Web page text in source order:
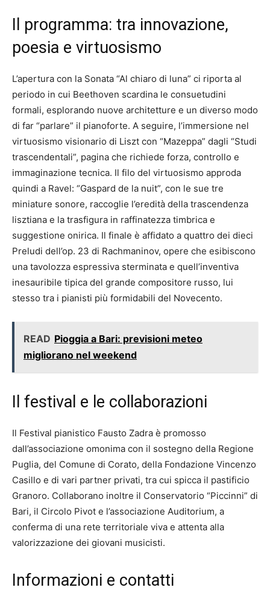
Il programma: tra innovazione,
poesia e virtuosismo
L’apertura con la Sonata “Al chiaro di luna” ci riporta al
periodo in cui Beethoven scardina le consuetudini
formali, esplorando nuove architetture e un diverso modo
di far “parlare” il pianoforte. A seguire, l’immersione nel
virtuosismo visionario di Liszt con “Mazeppa” dagli “Studi
trascendentali”, pagina che richiede forza, controllo e
immaginazione tecnica. Il filo del virtuosismo approda
quindi a Ravel: “Gaspard de la nuit”, con le sue tre
miniature sonore, raccoglie l’eredità della trascendenza
lisztiana e la trasfigura in raffinatezza timbrica e
suggestione onirica. Il finale è affidato a quattro dei dieci
Preludi dell’op. 23 di Rachmaninov, opere che esibiscono
una tavolozza espressiva sterminata e quell’inventiva
inesauribile tipica del grande compositore russo, lui
stesso tra i pianisti più formidabili del Novecento.
READ Pioggia a Bari: previsioni meteo
migliorano nel weekend
Il festival e le collaborazioni
Il Festival pianistico Fausto Zadra è promosso
dall’associazione omonima con il sostegno della Regione
Puglia, del Comune di Corato, della Fondazione Vincenzo
Casillo e di vari partner privati, tra cui spicca il pastificio
Granoro. Collaborano inoltre il Conservatorio “Piccinni” di
Bari, il Circolo Pivot e l’associazione Auditorium, a
conferma di una rete territoriale viva e attenta alla
valorizzazione dei giovani musicisti.
Informazioni e contatti